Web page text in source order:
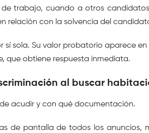
trabajo, cuando a otros
relación con la solvencia del
sí sola. Su valor probatorio aparece
que obtiene respuesta inmediata.
al buscar
acudir y con qué documentación.
de pantalla de todos los anuncios,